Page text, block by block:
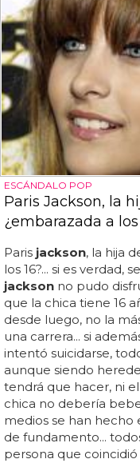
ESCÁNDALO POP
Paris Jackson, la
¿embarazada a los
Paris jackson, la hija
los 16?... si es verdad,
jackson no pudo
que la chica tiene 16
desde luego, no la
una carrera... si
intentó suicidarse,
aunque siendo
tendrá que hacer, ni
chica no debería
medios se han hecho
de fundamento...
persona que coincidió